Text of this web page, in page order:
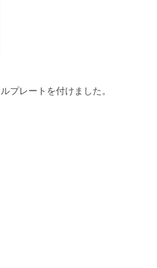
プレートを付けました。